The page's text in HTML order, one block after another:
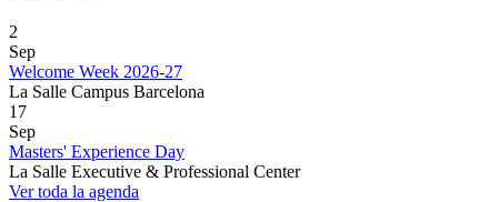
2
Sep
Welcome Week 2026-27
La Salle Campus Barcelona
17
Sep
Masters' Experience Day
La Salle Executive & Professional Center
Ver toda la agenda